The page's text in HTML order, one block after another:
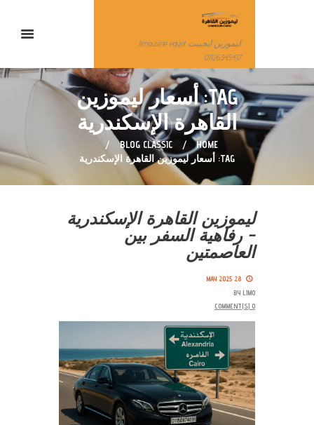
ليموزين ايجيبت limousine egypt
01126345417
TAG: أسعار ليموزين
القاهرة الإسكندرية
HOME
BLOG CLASSIC
TAG: أسعار ليموزين القاهرة الإسكندرية
ليموزين القاهرة الإسكندرية
– رفاهية السفر بين
العاصمتين
28 MAY 2025
BY LIMO
0